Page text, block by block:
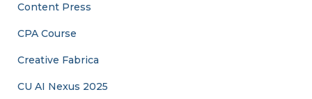
Content Press
CPA Course
Creative Fabrica
CU AI Nexus 2025